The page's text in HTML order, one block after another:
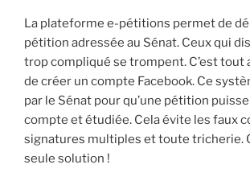
La plateforme e-pétitions permet de
pétition adressée au Sénat. Ceux qui
trop compliqué se trompent. C’est tout
de créer un compte Facebook. Ce
par le Sénat pour qu’une pétition
compte et étudiée. Cela évite les faux
signatures multiples et toute tricherie.
seule solution !